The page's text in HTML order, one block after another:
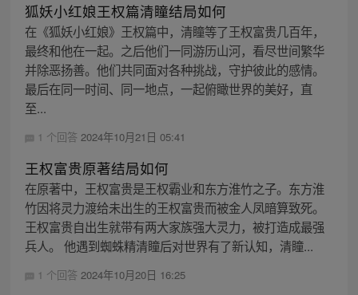
狐妖小红娘王权篇清瞳结局如何
在《狐妖小红娘》王权篇中，清瞳等了王权富贵几百年，
最终和他在一起。之后他们一同游历山河，看尽世间繁华
并除恶扬善。他们共同面对各种挑战，守护彼此的感情。
最后在同一时间、同一地点，一起俯瞰世界的美好，直
至...
1 个回答 2024年10月21日 05:41
王权富贵原著结局如何
在原著中，王权富贵是王权霸业和东方淮竹之子。东方淮
竹因将灵力渡给未出生的王权富贵而被金人凤暗算致死。
王权富贵自出生就带有两大家族强大灵力，被打造成最强
兵人。 他遇到蜘蛛精清瞳后对世界有了新认知，清瞳...
1 个回答 2024年10月20日 16:25